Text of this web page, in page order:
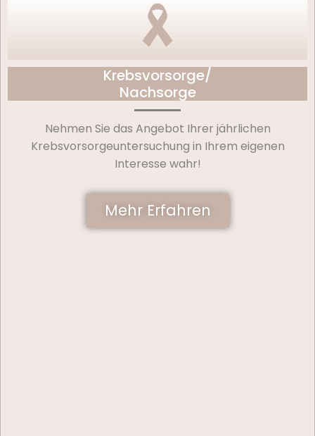
Krebsvorsorge/
Nachsorge
Nehmen Sie das Angebot Ihrer jährlichen
Krebsvorsorgeuntersuchung in Ihrem eigenen
Interesse wahr!
Mehr Erfahren